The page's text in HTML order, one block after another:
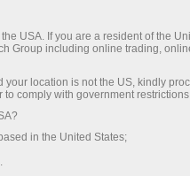
مع إنستا
الأسعار
مواتية
في
USA. If you are a resident of the
Group including online trading,
location is not the US, kindly
comply with government
in the United States;